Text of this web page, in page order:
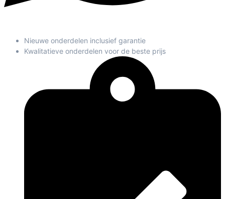
Nieuwe onderdelen inclusief garantie
Kwalitatieve onderdelen voor de beste prijs